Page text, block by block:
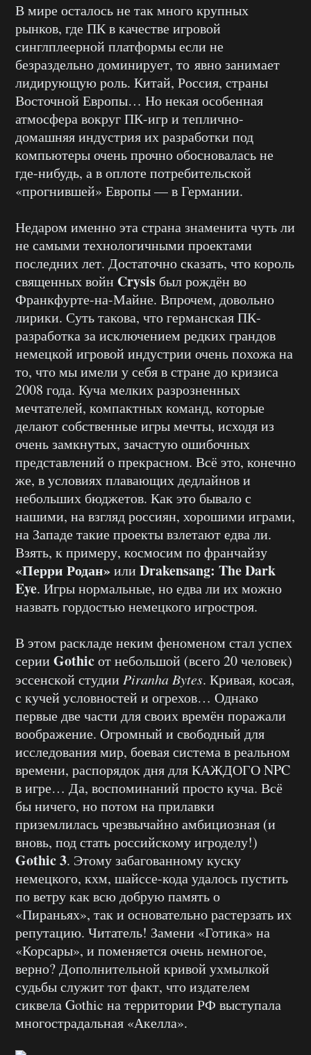
В мире осталось не так много крупных
рынков, где ПК в качестве игровой
синглплеерной платформы если не
безраздельно доминирует, то явно занимает
лидирующую роль. Китай, Россия, страны
Восточной Европы… Но некая особенная
атмосфера вокруг ПК-игр и теплично-
домашняя индустрия их разработки под
компьютеры очень прочно обосновалась не
где-нибудь, а в оплоте потребительской
«прогнившей» Европы — в Германии.
Недаром именно эта страна знаменита чуть ли
не самыми технологичными проектами
последних лет. Достаточно сказать, что король
священных войн Crysis был рождён во
Франкфурте-на-Майне. Впрочем, довольно
лирики. Суть такова, что германская ПК-
разработка за исключением редких грандов
немецкой игровой индустрии очень похожа на
то, что мы имели у себя в стране до кризиса
2008 года. Куча мелких разрозненных
мечтателей, компактных команд, которые
делают собственные игры мечты, исходя из
очень замкнутых, зачастую ошибочных
представлений о прекрасном. Всё это, конечно
же, в условиях плавающих дедлайнов и
небольших бюджетов. Как это бывало с
нашими, на взгляд россиян, хорошими играми,
на Западе такие проекты взлетают едва ли.
Взять, к примеру, космосим по франчайзу
«Перри Родан»или Drakensang: The Dark
Eye. Игры нормальные, но едва ли их можно
назвать гордостью немецкого игростроя.
В этом раскладе неким феноменом стал успех
серии Gothicот небольшой (всего 20 человек)
эссенской студии Piranha Bytes. Кривая, косая,
с кучей условностей и огрехов… Однако
первые две части для своих времён поражали
воображение. Огромный и свободный для
исследования мир, боевая система в реальном
времени, распорядок дня для КАЖДОГО NPC
в игре… Да, воспоминаний просто куча. Всё
бы ничего, но потом на прилавки
приземлилась чрезвычайно амбициозная (и
вновь, под стать российскому игроделу!)
Gothic 3. Этому забагованному куску
немецкого, кхм, шайссе-кода удалось пустить
по ветру как всю добрую память о
«Пираньях», так и основательно растерзать их
репутацию. Читатель! Замени «Готика» на
«Корсары», и поменяется очень немногое,
верно? Дополнительной кривой ухмылкой
судьбы служит тот факт, что издателем
сиквела Gothic на территории РФ выступала
многострадальная «Акелла».